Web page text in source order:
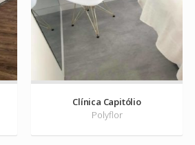
Clínica Capitólio
Polyflor